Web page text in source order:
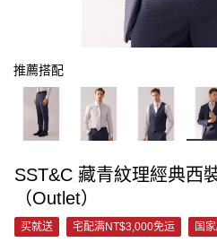
推薦搭配
SST&C 藏青紋理經典西
（Outlet）
买就送 宅配满NT$3,000免运 国